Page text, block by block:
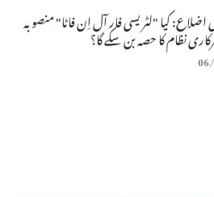
اضلاع: کیا "لٹریسی فار آل اِن فاٹا" منصوبہ
نظام کا حصہ بن سکے گا؟